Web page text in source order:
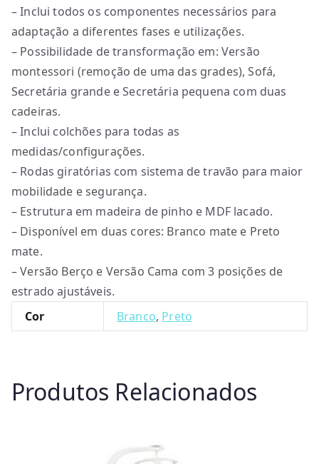
– Inclui todos os componentes necessários para
adaptação a diferentes fases e utilizações.
– Possibilidade de transformação em: Versão
montessori (remoção de uma das grades), Sofá,
Secretária grande e Secretária pequena com duas
cadeiras.
– Inclui colchões para todas as
medidas/configurações.
– Rodas giratórias com sistema de travão para maior
mobilidade e segurança.
– Estrutura em madeira de pinho e MDF lacado.
– Disponível em duas cores: Branco mate e Preto
mate.
– Versão Berço e Versão Cama com 3 posições de
estrado ajustáveis.
Cor
Branco, Preto
Produtos Relacionados